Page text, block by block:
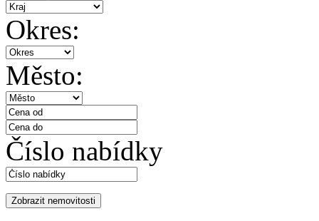
Okres:
Město:
Číslo nabídky